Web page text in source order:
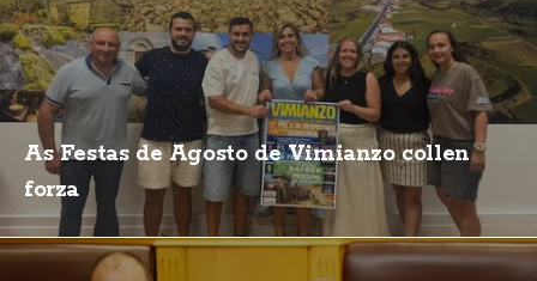
As Festas de Agosto de Vimianzo collen
forza